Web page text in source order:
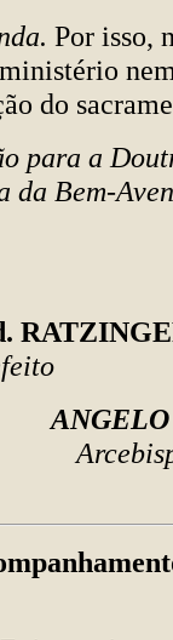
Por isso,
do
para a
da Bem-